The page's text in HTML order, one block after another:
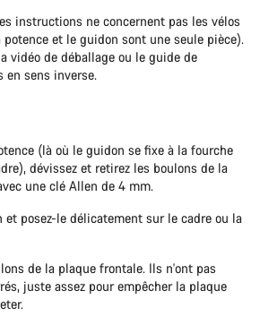
instructions ne concernent pas les vélos
et le guidon sont une seule pièce).
vidéo de déballage ou le guide de
en sens inverse.
(là où le guidon se fixe à la fourche
dévissez et retirez les boulons de la
une clé Allen de 4 mm.
et posez-le délicatement sur le cadre ou la
de la plaque frontale. Ils n'ont pas
juste assez pour empêcher la plaque
Démarrer le Chat